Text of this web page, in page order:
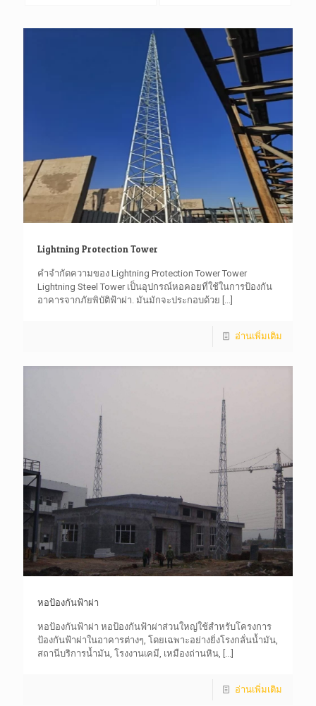
Lightning Protection Tower
คำจำกัดความของ Lightning Protection Tower Tower
Lightning Steel Tower เป็นอุปกรณ์หอคอยที่ใช้ในการป้องกัน
อาคารจากภัยพิบัติฟ้าผ่า. มันมักจะประกอบด้วย [...]
อ่านเพิ่มเติม
หอป้องกันฟ้าผ่า
หอป้องกันฟ้าผ่า หอป้องกันฟ้าผ่าส่วนใหญ่ใช้สำหรับโครงการ
ป้องกันฟ้าผ่าในอาคารต่างๆ, โดยเฉพาะอย่างยิ่งโรงกลั่นน้ำมัน,
สถานีบริการน้ำมัน, โรงงานเคมี, เหมืองถ่านหิน,
อ่านเพิ่มเติม